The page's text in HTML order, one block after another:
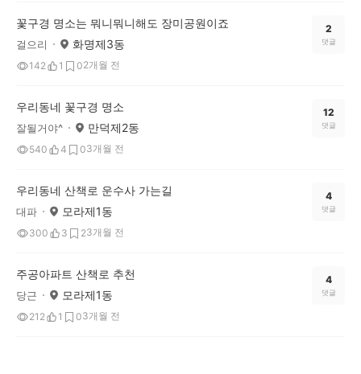
꽃구경 명소는 뭐니뭐니해도 장미공원이죠
걸으리 화명제3동
142 1 02개월 전
2
댓글
우리동네 꽃구경 명소
잘될거야^ 만덕제2동
540 4 03개월 전
12
댓글
우리동네 산책로 운수사 가는길
대파 모라제1동
300 3 23개월 전
4
댓글
주공아파트 산책로 추천
당근 모라제1동
212 1 03개월 전
4
댓글